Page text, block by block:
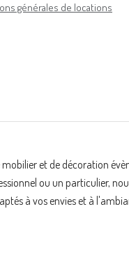
générales de locations
et de décoration
ou un particulier,
à vos envies et à